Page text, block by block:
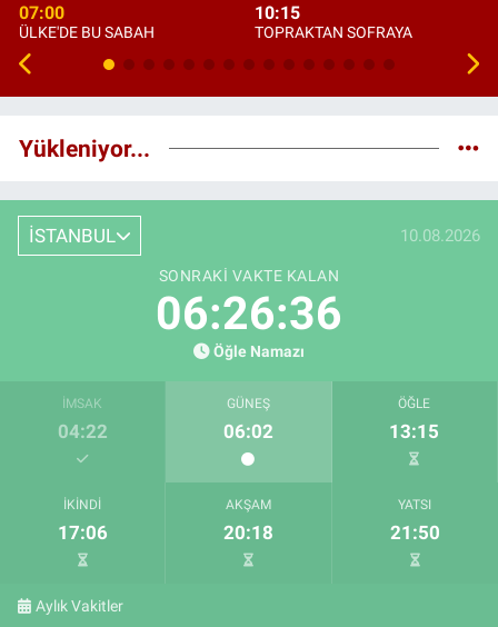
07:00
ÜLKE'DE BU SABAH
10:15
TOPRAKTAN SOFRAYA
Yükleniyor...
İSTANBUL 10.08.2026
SONRAKI VAKTE KALAN
06:26:35
Öğle Namazı
İMSAK
04:22
GÜNEŞ
06:02
ÖĞLE
13:15
İKINDI
17:06
AKŞAM
20:18
YATSI
21:50
Aylık Vakitler